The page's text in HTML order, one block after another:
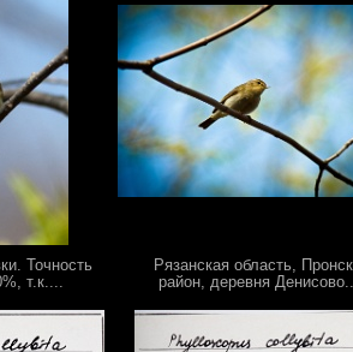
Точность
т.к....
Рязанская область,
район, деревня